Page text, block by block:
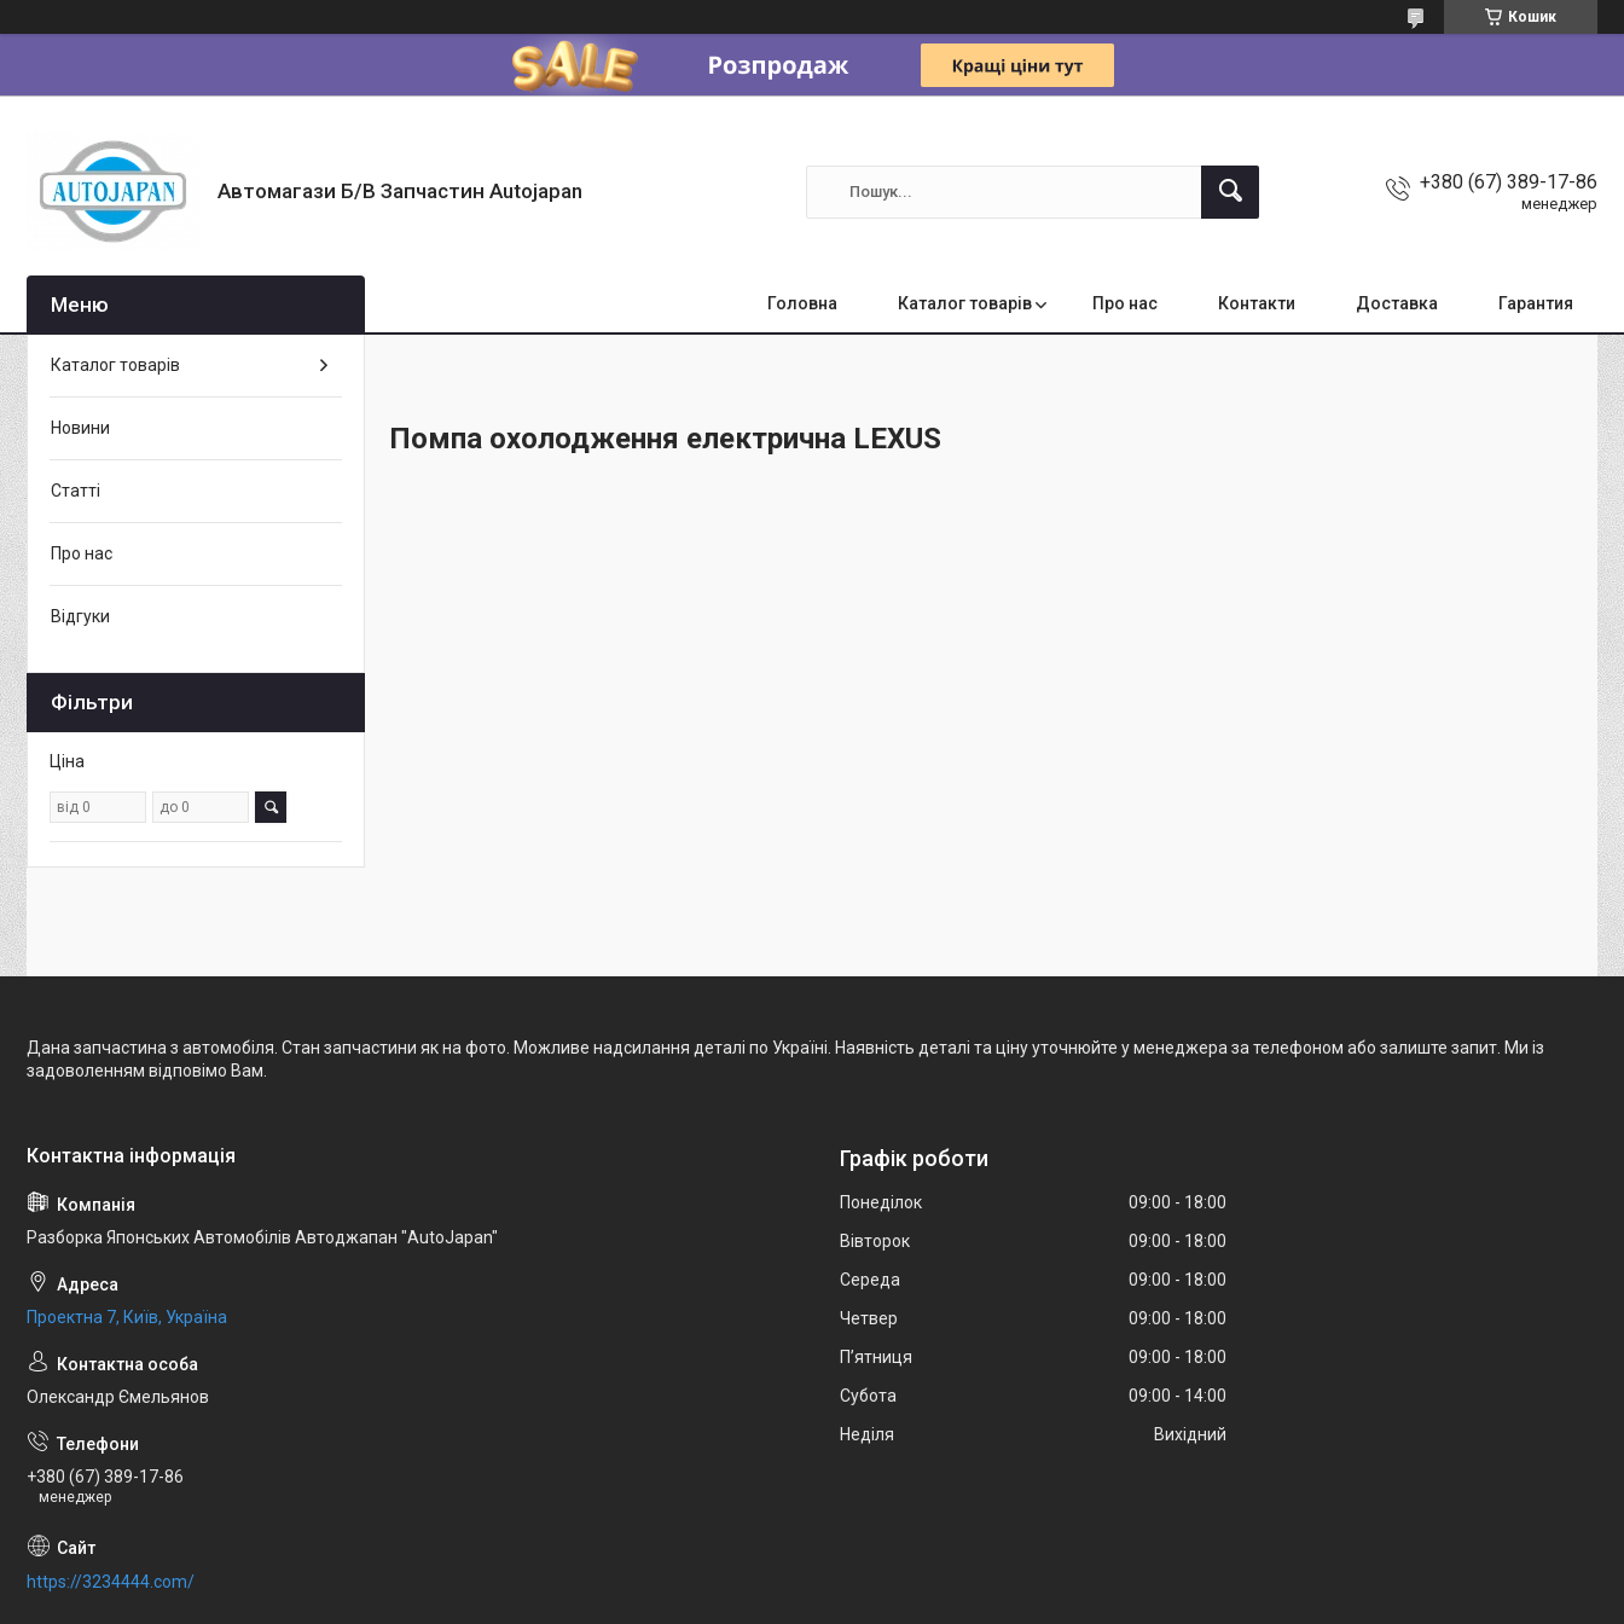
Кошик
Автомагази Б/В Запчастин Autojapan +380 (67) 389-17-86
менеджер
Головна Каталог товарів Про нас Контакти Доставка Гарантия
Помпа охолодження електрична LEXUS
Каталог товарів
Новини
Статті
Про нас
Відгуки
Фільтри
Ціна
Дана запчастина з автомобіля. Стан запчастини як на фото. Можливе надсилання деталі по Україні. Наявність деталі та ціну уточнюйте у менеджера за телефоном або залиште запит. Ми із
задоволенням відповімо Вам.
Разборка Японських Автомобілів Автоджапан "AutoJapan"
Проектна 7, Київ, Україна
Олександр Ємельянов
+380 (67) 389-17-86
менеджер
https://3234444.com/
Графік роботи
Понеділок 09:00
18:00
Вівторок
09:00
18:00
Середа
09:00
18:00
Четвер
09:00
18:00
Пʼятниця
09:00
18:00
Субота
09:00
14:00
Неділя
Вихідний